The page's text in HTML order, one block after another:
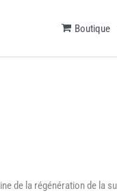
Boutique
de la régénération de la